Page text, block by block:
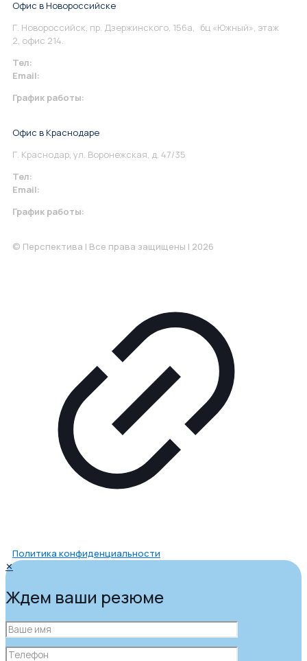
Офис в Новороссийске
Г. Новороссийск, пр. Дзержинского, 156а, бц «Южный», этаж
2, офис 214.
Тел:
Email:
График работы:
Офис в Краснодаре
Г. Краснодар, ул. Воронежская, д. 47/35
Тел:
Email:
График работы:
© Перспектива | Все права защищены | 2026
Политика конфиденциальности
✕
Ждем ваши резюме